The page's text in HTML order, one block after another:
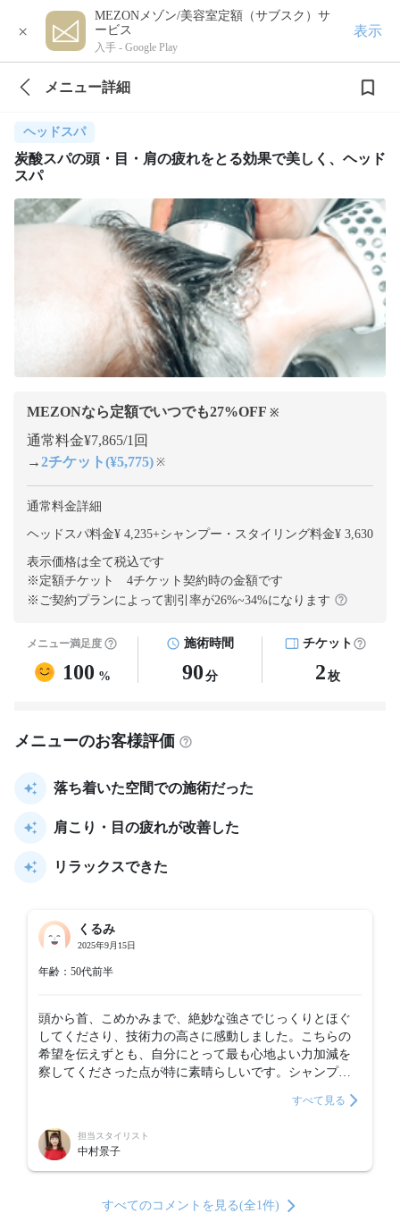
×
MEZONメゾン/美容室定額（サブスク）サ
ービス
入手 - Google Play
表示
メニュー詳細
ヘッドスパ
炭酸スパの頭・目・肩の疲れをとる効果で美しく、ヘッド
スパ
MEZONなら定額でいつでも27%OFF ※
通常料金¥7,865/1回
→2チケット(¥5,775) ※
通常料金詳細
ヘッドスパ料金¥ 4,235+シャンプー・スタイリング料金¥ 3,630
表示価格は全て税込です
※定額チケット 4チケット契約時の金額です
※ご契約プランによって割引率が26%~34%になります
メニュー満足度
100 %
施術時間
90 分
チケット
2 枚
メニューのお客様評価
落ち着いた空間での施術だった
肩こり・目の疲れが改善した
リラックスできた
くるみ
2025年9月15日
年齢：50代前半
頭から首、こめかみまで、絶妙な強さでじっくりとほぐ
してくださり、技術力の高さに感動しました。こちらの
希望を伝えずとも、自分にとって最も心地よい力加減を
察してくださった点が特に素晴らしいです。シャンプー
すべて見る
担当スタイリスト
中村景子
すべてのコメントを見る(全1件)